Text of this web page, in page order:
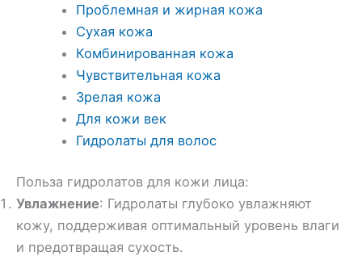
Проблемная и жирная кожа
Сухая кожа
Комбинированная кожа
Чувствительная кожа
Зрелая кожа
Для кожи век
Гидролаты для волос
Польза гидролатов для кожи лица:
Увлажнение: Гидролаты глубоко увлажняют
кожу, поддерживая оптимальный уровень влаги
и предотвращая сухость.